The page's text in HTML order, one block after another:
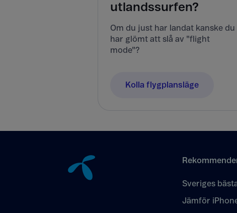
utlandssurfen?
Om du just har landat kanske du
har glömt att slå av "flight
mode"?
Kolla flygplansläge
Sveriges
Jämför